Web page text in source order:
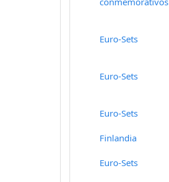
Euro-Sets
Euro-Sets
Euro-Sets
Finlandia
Euro-Sets